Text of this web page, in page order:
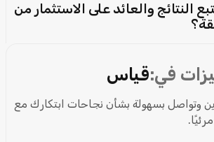
النتائج والعائد على الاستثمار من
في:قياس
وتواصل بسهولة بشأن نجاحات ابتكارك مع